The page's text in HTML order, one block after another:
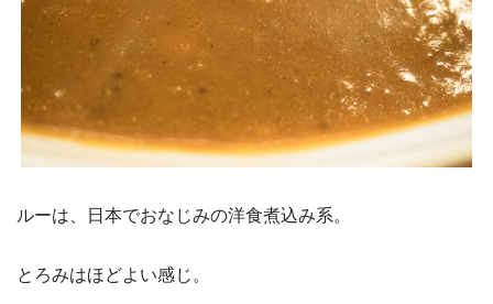
ルーは、日本でおなじみの洋食煮込み系。
とろみはほどよい感じ。